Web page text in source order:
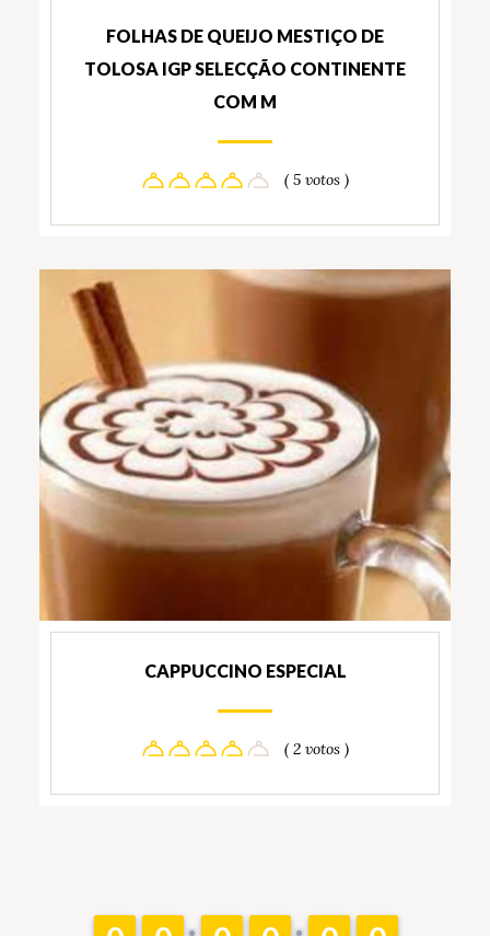
FOLHAS DE QUEIJO MESTIÇO DE
TOLOSA IGP SELECÇÃO CONTINENTE
COM M
( 5 votos )
CAPPUCCINO ESPECIAL
( 2 votos )